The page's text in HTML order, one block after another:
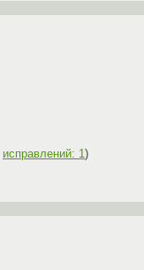
исправлений: 1 )